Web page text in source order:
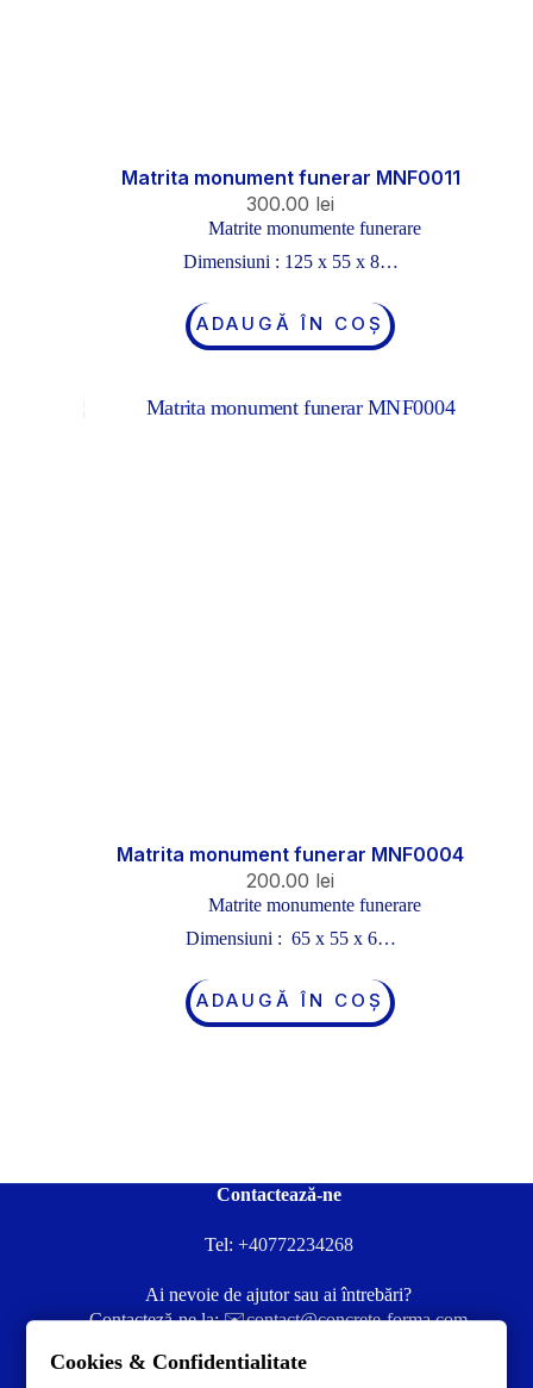
Matrita monument funerar MNF0011
300.00 lei
Matrite monumente funerare
Dimensiuni : 125 x 55 x 8…
ADAUGĂ ÎN COȘ
Matrita monument funerar MNF0004
200.00 lei
Matrite monumente funerare
Dimensiuni : 65 x 55 x 6…
ADAUGĂ ÎN COȘ
Contactează-ne
Tel: +40772234268
Ai nevoie de ajutor sau ai întrebări?
Contacteză-ne la:✉️contact@concrete-forma.com
Cookies & Confidentialitate